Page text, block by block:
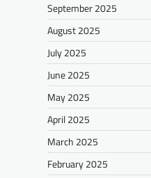
September 2025
August 2025
July 2025
June 2025
May 2025
April 2025
March 2025
February 2025